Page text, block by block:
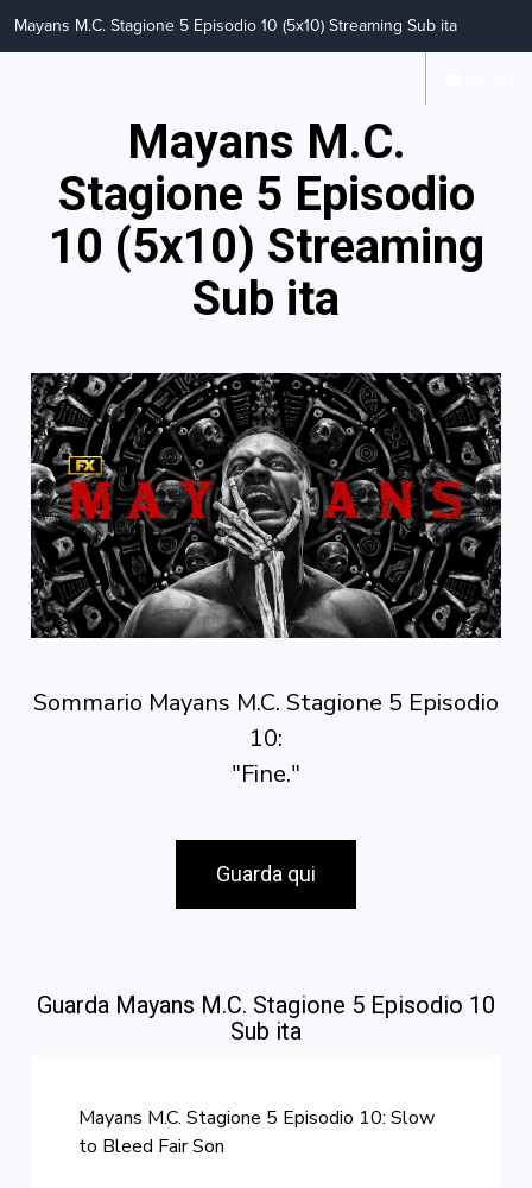
Mayans M.C. Stagione 5 Episodio 10 (5x10) Streaming Sub ita
Mayans M.C.
Stagione 5 Episodio
10 (5x10) Streaming
Sub ita
Sommario Mayans M.C. Stagione 5 Episodio
10:
"Fine."
Guarda qui
Guarda Mayans M.C. Stagione 5 Episodio 10
Sub ita
Mayans M.C. Stagione 5 Episodio 10: Slow
to Bleed Fair Son